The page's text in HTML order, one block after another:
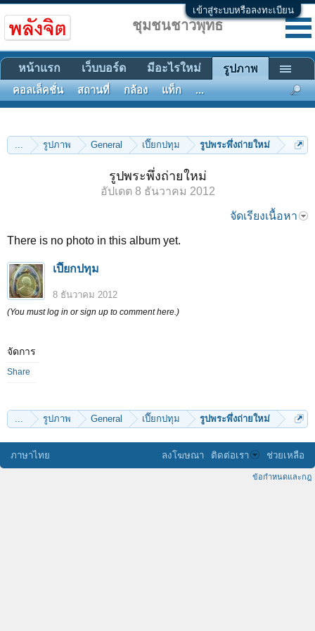
เข้าสู่ระบบหรือลงทะเบียน
... รูปภาพ General เปี๊ยกปทุม รูปพระพึ่งถ่ายใหม่
รูปพระพึ่งถ่ายใหม่
อัปเดต 8 ธันวาคม 2012
จัดเรียงเนื้อหา
There is no photo in this album yet.
เปี๊ยกปทุม
8 ธันวาคม 2012
(You must log in or sign up to comment here.)
จัดการ
Share
... รูปภาพ General เปี๊ยกปทุม รูปพระพึ่งถ่ายใหม่
ชุมชนชาวพุทธ
หน้าแรก เว็บบอร์ด มีอะไรใหม่ รูปภาพ
คอลเล็คชั่น สถานที่ กล้อง แท็ก ...
ภาษาไทย ลงโฆษณา ติดต่อเรา ช่วยเหลือ
ข้อกำหนดและกฎ